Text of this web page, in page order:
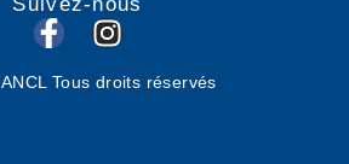
F
c
I
s
Tous droits réservés